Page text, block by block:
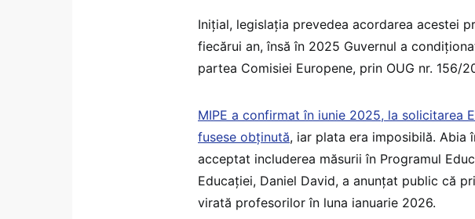
Inițial, legislația prevedea acordarea acestei
fiecărui an, însă în 2025 Guvernul a
partea Comisiei Europene, prin OUG nr. 156/
MIPE a confirmat în iunie 2025, la solicitarea
fusese obținută, iar plata era imposibilă. Abia
acceptat includerea măsurii în Programul
Educației, Daniel David, a anunțat public că
virată profesorilor în luna ianuarie 2026.